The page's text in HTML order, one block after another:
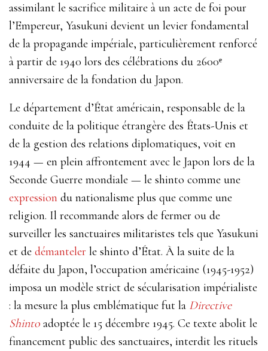
assimilant le sacrifice militaire à un acte de foi pour
l’Empereur, Yasukuni devient un levier fondamental
de la propagande impériale, particulièrement renforcé
à partir de 1940 lors des célébrations du 2600ᵉ
anniversaire de la fondation du Japon.
Le département d’État américain, responsable de la
conduite de la politique étrangère des États-Unis et
de la gestion des relations diplomatiques, voit en
1944 — en plein affrontement avec le Japon lors de la
Seconde Guerre mondiale — le shinto comme une
expression du nationalisme plus que comme une
religion. Il recommande alors de fermer ou de
surveiller les sanctuaires militaristes tels que Yasukuni
et de démanteler le shinto d’État. À la suite de la
défaite du Japon, l’occupation américaine (1945-1952)
imposa un modèle strict de sécularisation impérialiste
: la mesure la plus emblématique fut la Directive
Shinto adoptée le 15 décembre 1945. Ce texte abolit le
financement public des sanctuaires, interdit les rituels